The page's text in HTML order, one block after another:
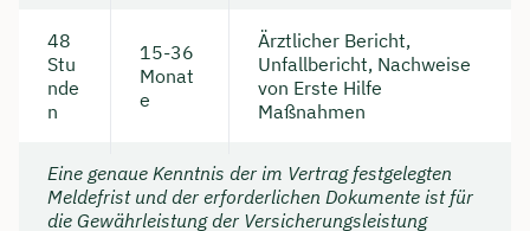
48
Stu
nde
n
15-36
Monat
e
Ärztlicher Bericht,
Unfallbericht, Nachweise
von Erste Hilfe
Maßnahmen
Eine genaue Kenntnis der im Vertrag festgelegten
Meldefrist und der erforderlichen Dokumente ist für
die Gewährleistung der Versicherungsleistung